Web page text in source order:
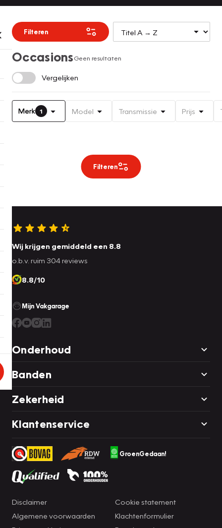
Filteren
OccasionsGeen resultaten
Vergelijken
Merk 1 Model Transmissie Prijs
Filteren
Wij krijgen gemiddeld een 8.8
o.b.v. ruim 304 reviews
8.8/10
Mijn Vakgarage
Onderhoud
Banden
Zekerheid
Klantenservice
GroenGedaan!
Disclaimer
Algemene voorwaarden
Cookie statement
Klachtenformulier